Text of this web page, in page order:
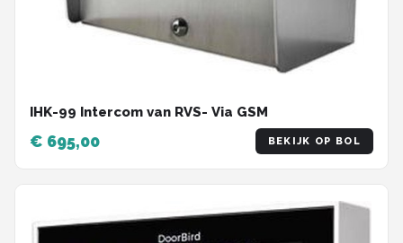
IHK-99 Intercom van RVS- Via GSM
€ 695,00 BEKIJK OP BOL